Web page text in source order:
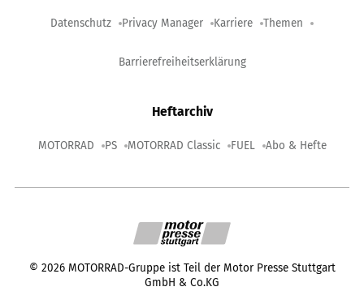
Datenschutz Privacy Manager Karriere Themen
Barrierefreiheitserklärung
Heftarchiv
MOTORRAD PS MOTORRAD Classic FUEL Abo & Hefte
© 2026 MOTORRAD-Gruppe ist Teil der Motor Presse Stuttgart
GmbH & Co.KG